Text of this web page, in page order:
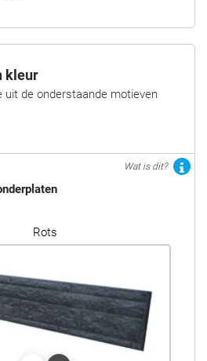
kleur
uit de onderstaande motieven
Wat is dit?
Rots